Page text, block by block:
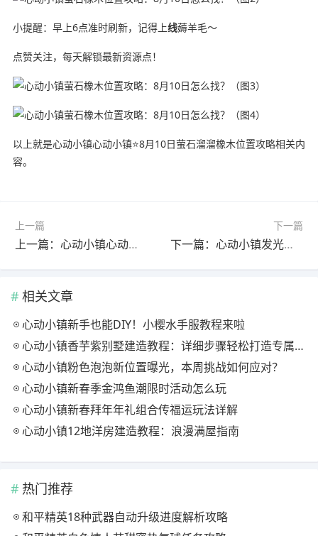
小提醒：早上6点准时刷新，记得上线薅羊毛～
点赞关注，每天解锁最新资源点！
以上就是心动小镇心动小镇⭐8月10日萤石溜溜橡木位置攻略相关内
容。
上一篇
上一篇：心动小镇心动小镇8.1资源指南｜橡木&萤石点位速码
下一篇
下一篇：心动小镇发光萤石今日位置全解析
相关文章
心动小镇新手也能DIY！小樱水手服教程来啦
心动小镇香芋紫别墅建造教程：详细步骤轻松打造专属家园
心动小镇粉色泡泡新位置曝光，本周挑战如何应对？
心动小镇新春季金鸿鱼潮限时活动怎么玩
心动小镇新春拜年年礼组合传福运玩法详解
心动小镇12地洋房建造教程：浪漫满屋指南
热门推荐
和平精英18种武器自动升级进度解析攻略